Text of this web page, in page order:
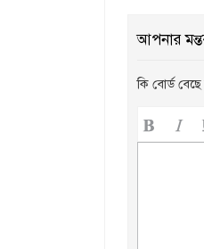
আপনার
কি বোর্ড